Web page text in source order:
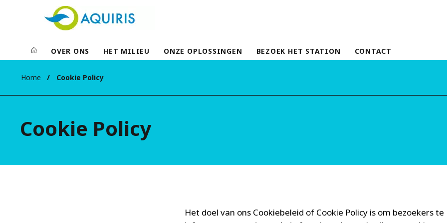
OVER ONS HET MILIEU ONZE OPLOSSINGEN BEZOEK HET STATION CONTACT
Home Cookie Policy
Cookie Policy
Het doel van ons Cookiebeleid of Cookie Policy is om bezoekers te